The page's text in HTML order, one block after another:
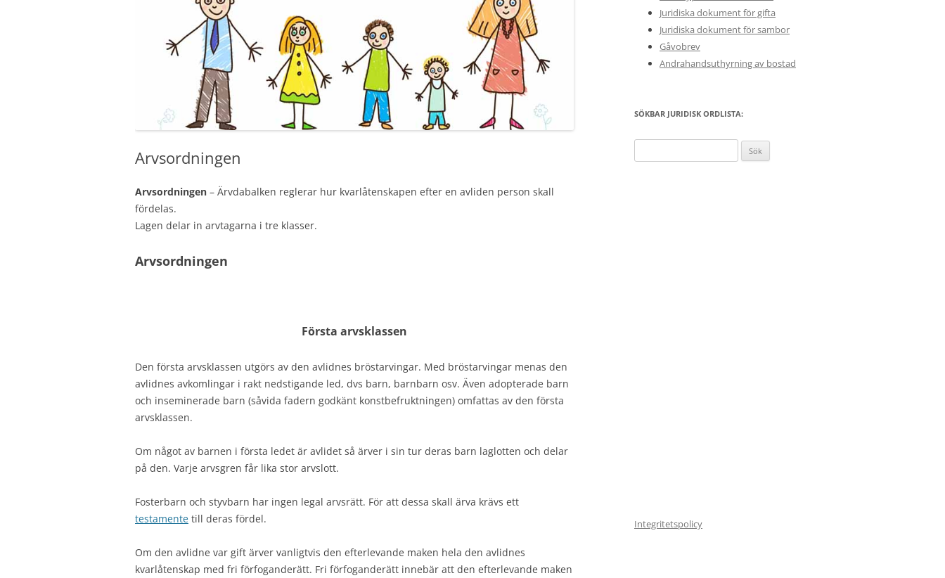
Arvsordningen
Arvsordningen – Ärvdabalken reglerar hur kvarlåtenskapen efter en avliden person skall
fördelas.
Lagen delar in arvtagarna i tre klasser.
Arvsordningen
Första arvsklassen
Den första arvsklassen utgörs av den avlidnes bröstarvingar. Med bröstarvingar menas den
avlidnes avkomlingar i rakt nedstigande led, dvs barn, barnbarn osv. Även adopterade barn
och inseminerade barn (såvida fadern godkänt konstbefruktningen) omfattas av den första
arvsklassen.
Om något av barnen i första ledet är avlidet så ärver i sin tur deras barn laglotten och delar
på den. Varje arvsgren får lika stor arvslott.
Fosterbarn och styvbarn har ingen legal arvsrätt. För att dessa skall ärva krävs ett
testamente till deras fördel.
Om den avlidne var gift ärver vanligtvis den efterlevande maken hela den avlidnes
kvarlåtenskap med fri förfoganderätt. Fri förfoganderätt innebär att den efterlevande maken
Juridiska dokument för gifta
Juridiska dokument för sambor
Gåvobrev
Andrahandsuthyrning av bostad
SÖKBAR JURIDISK ORDLISTA:
efter:
Integritetspolicy